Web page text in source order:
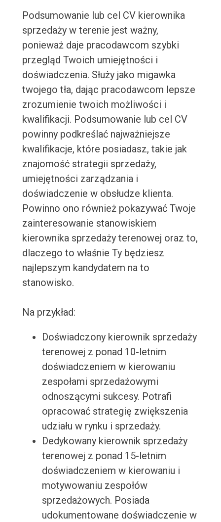
Podsumowanie lub cel CV kierownika
sprzedaży w terenie jest ważny,
ponieważ daje pracodawcom szybki
przegląd Twoich umiejętności i
doświadczenia. Służy jako migawka
twojego tła, dając pracodawcom lepsze
zrozumienie twoich możliwości i
kwalifikacji. Podsumowanie lub cel CV
powinny podkreślać najważniejsze
kwalifikacje, które posiadasz, takie jak
znajomość strategii sprzedaży,
umiejętności zarządzania i
doświadczenie w obsłudze klienta.
Powinno ono również pokazywać Twoje
zainteresowanie stanowiskiem
kierownika sprzedaży terenowej oraz to,
dlaczego to właśnie Ty będziesz
najlepszym kandydatem na to
stanowisko.
Na przykład:
Doświadczony kierownik sprzedaży
terenowej z ponad 10-letnim
doświadczeniem w kierowaniu
zespołami sprzedażowymi
odnoszącymi sukcesy. Potrafi
opracować strategię zwiększenia
udziału w rynku i sprzedaży.
Dedykowany kierownik sprzedaży
terenowej z ponad 15-letnim
doświadczeniem w kierowaniu i
motywowaniu zespołów
sprzedażowych. Posiada
udokumentowane doświadczenie w